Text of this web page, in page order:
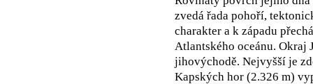
zvedá řada pohoří,
charakter a k západu
Atlantského oceánu. Okraj
jihovýchodě. Nejvyšší je
Kapských hor (2.326 m)